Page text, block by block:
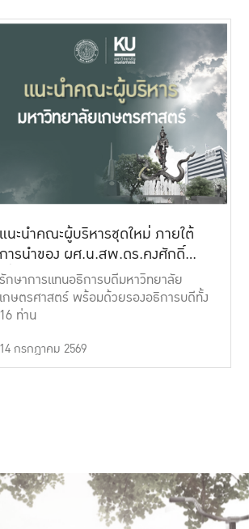
แนะนำคณะผู้บริหารชุดใหม่ ภายใต้
การนำของ ผศ.น.สพ.ดร.คงศักดิ์
เที่ยงธรรม
รักษาการแทนอธิการบดีมหาวิทยาลัย
เกษตรศาสตร์ พร้อมด้วยรองอธิการบดีทั้ง
16 ท่าน
14 กรกฎาคม 2569